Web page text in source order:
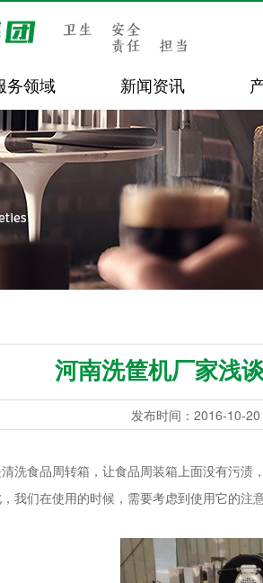
务领域 新闻资讯
河南洗筐机厂家浅
发布时间：2016-10-
食品周转箱，让食品周装箱上面没有污渍
我们在使用的时候，需要考虑到使用它的